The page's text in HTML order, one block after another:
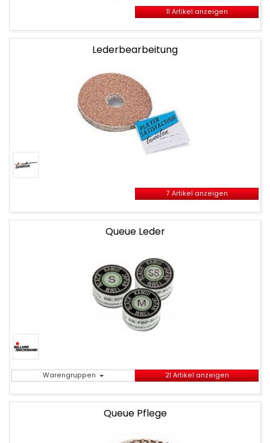
11 Artikel anzeigen
Lederbearbeitung
7 Artikel anzeigen
Queue Leder
Warengruppen 21 Artikel anzeigen
Queue Pflege